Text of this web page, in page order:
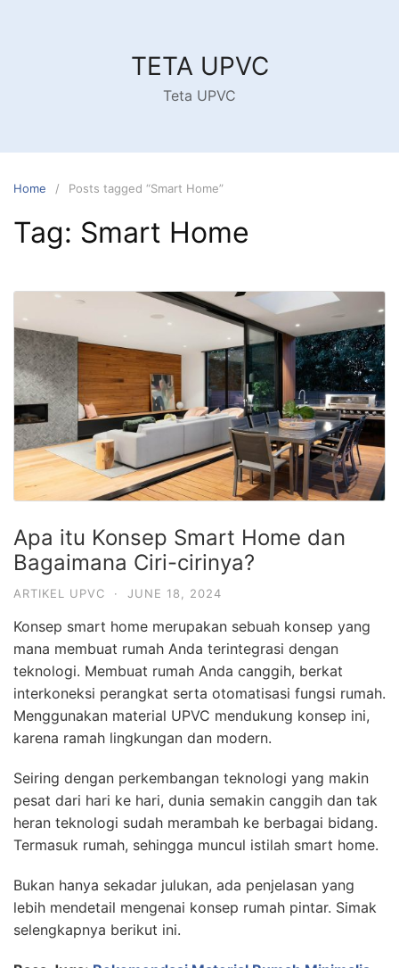
TETA UPVC
Teta UPVC
Home Posts tagged “Smart Home”
Tag: Smart Home
Apa itu Konsep Smart Home dan
Bagaimana Ciri-cirinya?
ARTIKEL UPVC · JUNE 18, 2024
Konsep smart home merupakan sebuah konsep yang
mana membuat rumah Anda terintegrasi dengan
teknologi. Membuat rumah Anda canggih, berkat
interkoneksi perangkat serta otomatisasi fungsi rumah.
Menggunakan material UPVC mendukung konsep ini,
karena ramah lingkungan dan modern.
Seiring dengan perkembangan teknologi yang makin
pesat dari hari ke hari, dunia semakin canggih dan tak
heran teknologi sudah merambah ke berbagai bidang.
Termasuk rumah, sehingga muncul istilah smart home.
Bukan hanya sekadar julukan, ada penjelasan yang
lebih mendetail mengenai konsep rumah pintar. Simak
selengkapnya berikut ini.